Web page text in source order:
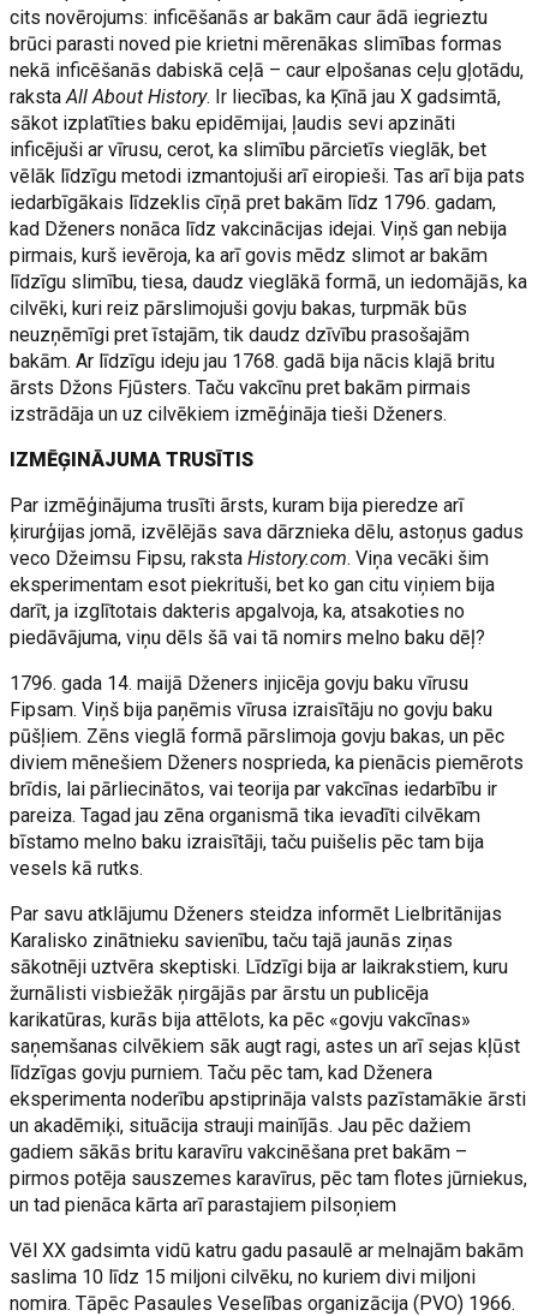
cits novērojums: inficēšanās ar bakām caur ādā iegrieztu
brūci parasti noved pie krietni mērenākas slimības formas
nekā inficēšanās dabiskā ceļā – caur elpošanas ceļu gļotādu,
rakstaAll About History. Ir liecības, ka Ķīnā jau X gadsimtā,
sākot izplatīties baku epidēmijai, ļaudis sevi apzināti
inficējuši ar vīrusu, cerot, ka slimību pārcietīs vieglāk, bet
vēlāk līdzīgu metodi izmantojuši arī eiropieši. Tas arī bija pats
iedarbīgākais līdzeklis cīņā pret bakām līdz 1796. gadam,
kad Dženers nonāca līdz vakcinācijas idejai. Viņš gan nebija
pirmais, kurš ievēroja, ka arī govis mēdz slimot ar bakām
līdzīgu slimību, tiesa, daudz vieglākā formā, un iedomājās, ka
cilvēki, kuri reiz pārslimojuši govju bakas, turpmāk būs
neuzņēmīgi pret īstajām, tik daudz dzīvību prasošajām
bakām. Ar līdzīgu ideju jau 1768. gadā bija nācis klajā britu
ārsts Džons Fjūsters. Taču vakcīnu pret bakām pirmais
izstrādāja un uz cilvēkiem izmēģināja tieši Dženers.
IZMĒĢINĀJUMA TRUSĪTIS
Par izmēģinājuma trusīti ārsts, kuram bija pieredze arī
ķirurģijas jomā, izvēlējās sava dārznieka dēlu, astoņus gadus
veco Džeimsu Fipsu, rakstaHistory.com. Viņa vecāki šim
eksperimentam esot piekrituši, bet ko gan citu viņiem bija
darīt, ja izglītotais dakteris apgalvoja, ka, atsakoties no
piedāvājuma, viņu dēls šā vai tā nomirs melno baku dēļ?
1796. gada 14. maijā Dženers injicēja govju baku vīrusu
Fipsam. Viņš bija paņēmis vīrusa izraisītāju no govju baku
pūšļiem. Zēns vieglā formā pārslimoja govju bakas, un pēc
diviem mēnešiem Dženers nosprieda, ka pienācis piemērots
brīdis, lai pārliecinātos, vai teorija par vakcīnas iedarbību ir
pareiza. Tagad jau zēna organismā tika ievadīti cilvēkam
bīstamo melno baku izraisītāji, taču puišelis pēc tam bija
vesels kā rutks.
Par savu atklājumu Dženers steidza informēt Lielbritānijas
Karalisko zinātnieku savienību, taču tajā jaunās ziņas
sākotnēji uztvēra skeptiski. Līdzīgi bija ar laikrakstiem, kuru
žurnālisti visbiežāk ņirgājās par ārstu un publicēja
karikatūras, kurās bija attēlots, ka pēc «govju vakcīnas»
saņemšanas cilvēkiem sāk augt ragi, astes un arī sejas kļūst
līdzīgas govju purniem. Taču pēc tam, kad Dženera
eksperimenta noderību apstiprināja valsts pazīstamākie ārsti
un akadēmiķi, situācija strauji mainījās. Jau pēc dažiem
gadiem sākās britu karavīru vakcinēšana pret bakām –
pirmos potēja sauszemes karavīrus, pēc tam flotes jūrniekus,
un tad pienāca kārta arī parastajiem pilsoņiem
Vēl XX gadsimta vidū katru gadu pasaulē ar melnajām bakām
saslima 10 līdz 15 miljoni cilvēku, no kuriem divi miljoni
nomira. Tāpēc Pasaules Veselības organizācija (PVO) 1966.